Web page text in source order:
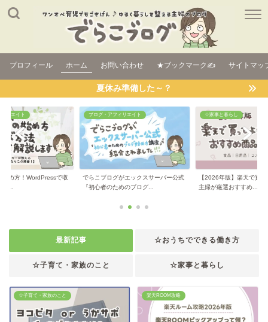
プロフィール ホーム お問い合わせ ★ブックマーク✍ サイトマッ
夏休み準備した～？
リエイト
始め方！WordPressで収
ブログ・アフィリエイト
でらこブログがエックスサーバー公式
『初心者のためのブログ...
☆家事と暮らし
【2026年版】楽天で買
主婦が厳選おすすめ...
最新記事 ☆おうちでできる働き方
☆子育て・家族のこと ☆家事と暮らし
☆子育て・家族のこと 楽天ROOM攻略